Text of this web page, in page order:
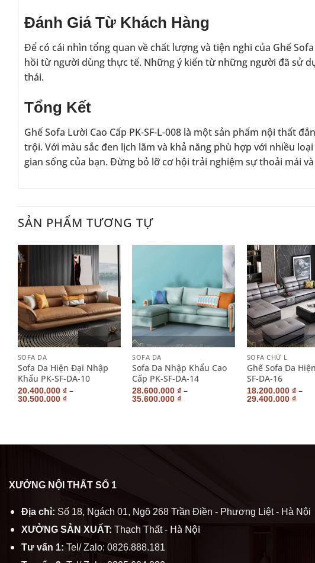
Đánh Giá Từ Khách Hàng
Để có cái nhìn tổng quan về chất lượng và tiện nghi của Ghế
hồi từ người dùng thực tế. Những ý kiến từ những người đã sử
thái.
Tổng Kết
Ghế Sofa Lười Cao Cấp PK-SF-L-008 là một sản phẩm nội thất
trội. Với màu sắc đen lịch lãm và khả năng phù hợp với nhiều
gian sống của bạn. Đừng bỏ lỡ cơ hội trải nghiệm sự thoải mái
SẢN PHẨM TƯƠNG TỰ
+
SOFA DA
Sofa Da Hiện Đại Nhập
Khẩu PK-SF-DA-10
20.400.000 ₫–
30.500.000 ₫
+
SOFA DA
Sofa Da Nhập Khẩu Cao
Cấp PK-SF-DA-14
28.600.000₫ –
35.600.000₫
+
SOFA CHỮ L
Ghế Sofa Da
SF-DA-16
18.200.000 ₫–
29.400.000 ₫
XƯỞNG NỘI THẤT SỐ 1
Địa chỉ: Số 18, Ngách 01, Ngõ 268 Trần Điền - Phương Liệt - Hà Nội
XƯỞNG SẢN XUẤT: Thạch Thất -Hà Nội
Tư vấn 1: Tel/ Zalo: 0826.888.181